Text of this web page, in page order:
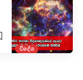
විදේශ